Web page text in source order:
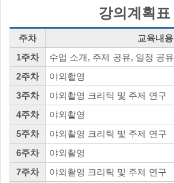
강의계획표
주차
교육내용
1주차
수업 소개, 주제 공유, 일정 공유
2주차
야외촬영
3주차
야외촬영 크리틱 및 주제 연구
4주차
야외촬영
5주차
야외촬영 크리틱 및 주제 연구
6주차
야외촬영
7주차
야외촬영 크리틱 및 주제 연구